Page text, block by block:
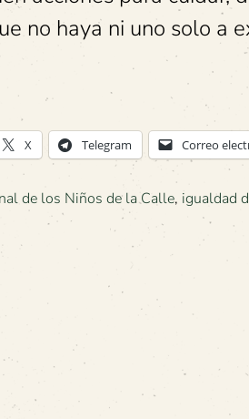
no haya ni uno solo a
X Telegram Correo
de los Niños de la Calle, igualdad